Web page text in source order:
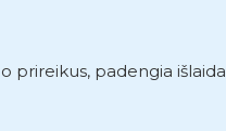
prireikus, padengia